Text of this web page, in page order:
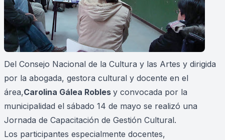
Del Consejo Nacional de la Cultura y las Artes y dirigida
por la abogada, gestora cultural y docente en el
área,Carolina Gálea Robles y convocada por la
municipalidad el sábado 14 de mayo se realizó una
Jornada de Capacitación de Gestión Cultural.
Los participantes especialmente docentes,